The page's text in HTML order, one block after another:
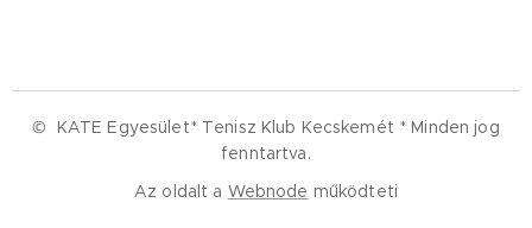
© KATE Egyesület* Tenisz Klub Kecskemét * Minden jog
fenntartva.
Az oldalt a Webnode működteti